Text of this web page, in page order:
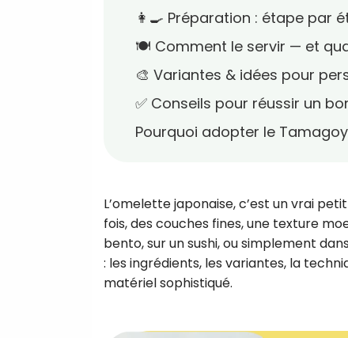
👩‍🍳 Préparation : étape par
🍽️ Comment le servir — et
🎨 Variantes & idées pour
✅ Conseils pour réussir un
Pourquoi adopter le
L’omelette japonaise, c’est un vrai
fois, des couches fines, une texture
bento, sur un sushi, ou simplement
: les ingrédients, les variantes, la
matériel sophistiqué.